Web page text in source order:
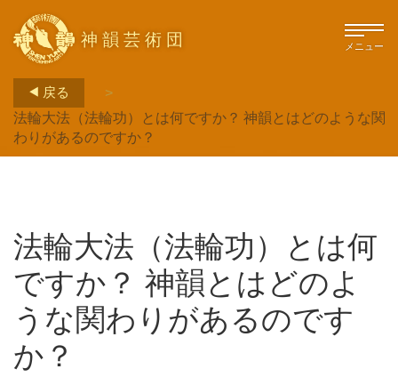
神韻芸術団 メニュー
戻る >
法輪大法（法輪功）とは何ですか？ 神韻とはどのような関
わりがあるのですか？
法輪大法（法輪功）とは何
ですか？ 神韻とはどのよ
うな関わりがあるのです
か？